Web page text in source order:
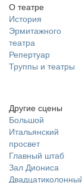
О театре
История
Эрмитажного
театра
Репертуар
Труппы и театры
Другие сцены
Большой
Итальянский
просвет
Главный штаб
Зал Диониса